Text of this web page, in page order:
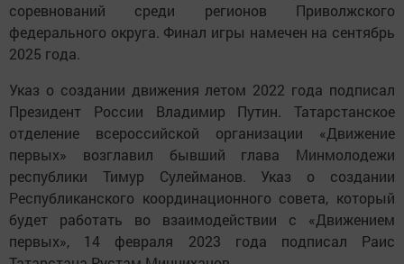
соревнований среди регионов Приволжского
федерального округа. Финал игры намечен на сентябрь
2025 года.
Указ о создании движения летом 2022 года подписал
Президент России Владимир Путин. Татарстанское
отделение всероссийской организации «Движение
первых» возглавил бывший глава Минмолодежи
республики Тимур Сулейманов. Указ о создании
Республиканского координационного совета, который
будет работать во взаимодействии с «Движением
первых», 14 февраля 2023 года подписал Раис